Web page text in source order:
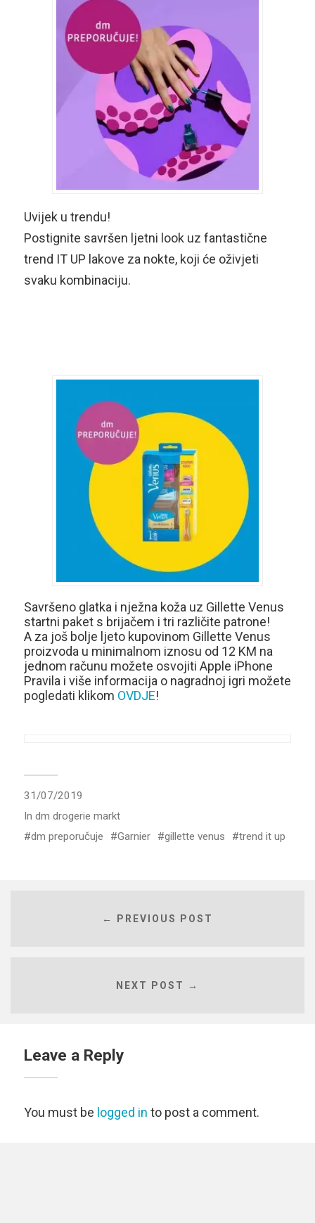
Uvijek u trendu!
Postignite savršen ljetni look uz fantastične
trend IT UP lakove za nokte, koji će oživjeti
svaku kombinaciju.
Savršeno glatka i nježna koža uz Gillette Venus
startni paket s brijačem i tri različite patrone!
A za još bolje ljeto kupovinom Gillette Venus
proizvoda u minimalnom iznosu od 12 KM na
jednom računu možete osvojiti Apple iPhone
Pravila i više informacija o nagradnoj igri možete
pogledati klikom OVDJE!
31/07/2019
In dm drogerie markt
dm preporučuje
Garnier gillette venus trend it up
← PREVIOUS POST
NEXT POST →
Leave a Reply
You must be logged in to post a comment.